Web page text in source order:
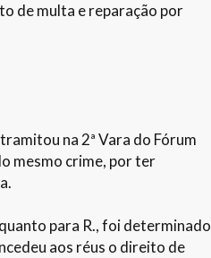
de multa e reparação por
na 2ª Vara do Fórum
mesmo crime, por ter
para R., foi determinado
aos réus o direito de